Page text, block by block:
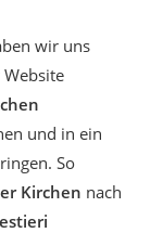
wir uns
und in ein
So
Kirchen nach